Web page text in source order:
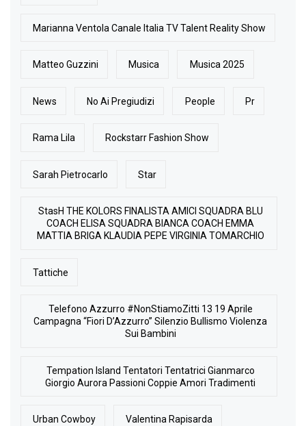
Marianna Ventola Canale Italia TV Talent Reality Show
Matteo Guzzini Musica Musica 2025
News No Ai Pregiudizi People Pr
Rama Lila Rockstarr Fashion Show
Sarah Pietrocarlo Star
StasH THE KOLORS FINALISTA AMICI SQUADRA BLU
COACH ELISA SQUADRA BIANCA COACH EMMA
MATTIA BRIGA KLAUDIA PEPE VIRGINIA TOMARCHIO
Tattiche
Telefono Azzurro #NonStiamoZitti 13 19 Aprile
Campagna “Fiori D’Azzurro” Silenzio Bullismo Violenza
Sui Bambini
Tempation Island Tentatori Tentatrici Gianmarco
Giorgio Aurora Passioni Coppie Amori Tradimenti
Urban Cowboy Valentina Rapisarda